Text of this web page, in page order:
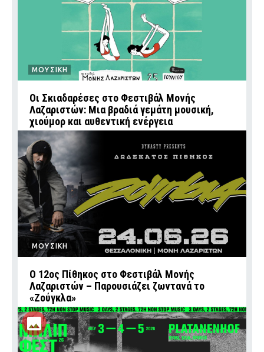
ΜΟΥΣΙΚΗ
Οι Σκιαδαρέσες στο Φεστιβάλ Μονής
Λαζαριστών: Μια βραδιά γεμάτη μουσική,
χιούμορ και αυθεντική ενέργεια
ΜΟΥΣΙΚΗ
Ο 12ος Πίθηκος στο Φεστιβάλ Μονής
Λαζαριστών – Παρουσιάζει ζωντανά το
«Ζούγκλα»